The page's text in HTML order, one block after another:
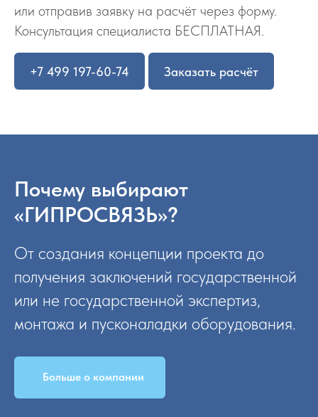
или отправив заявку на расчёт через форму.
Консультация специалиста БЕСПЛАТНАЯ.
+7 499 197-60-74 Заказать расчёт
Почему выбирают
«ГИПРОСВЯЗЬ»?
От создания концепции проекта до
получения заключений государственной
или не государственной экспертиз,
монтажа и пусконаладки оборудования.
Больше о компании